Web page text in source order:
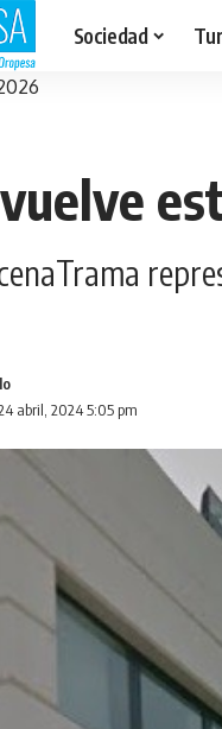
Sociedad
abril, 2024 5:05 pm